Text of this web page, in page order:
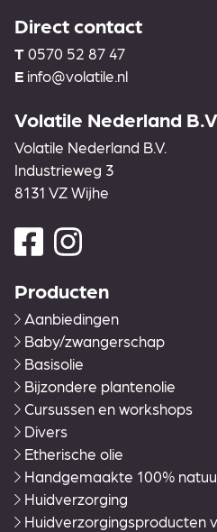
Direct contact
T 0570 52 87 47
E info@volatile.nl
Volatile Nederland
Volatile Nederland B.V.
Industrieweg 3
8131 VZ Wijhe
Producten
Aanbiedingen
Baby/zwangerschap
Basisolie
Bijzondere plantenolie
Cursussen en workshops
Divers
Etherische olie
Handgemaakte 100%
Huidverzorging
Huidverzorgingsproducten